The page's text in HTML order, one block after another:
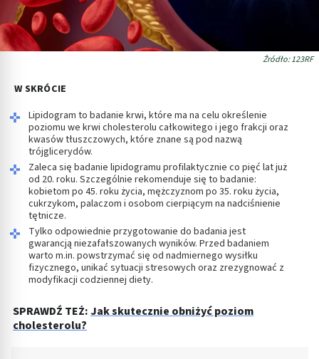
Źródło: 123RF
W SKRÓCIE
Lipidogram to badanie krwi, które ma na celu określenie
poziomu we krwi cholesterolu całkowitego i jego frakcji oraz
kwasów tłuszczowych, które znane są pod nazwą
trójglicerydów.
Zaleca się badanie lipidogramu profilaktycznie co pięć lat już
od 20. roku. Szczególnie rekomenduje się to badanie:
kobietom po 45. roku życia, mężczyznom po 35. roku życia,
cukrzykom, palaczom i osobom cierpiącym na nadciśnienie
tętnicze.
Tylko odpowiednie przygotowanie do badania jest
gwarancją niezafałszowanych wyników. Przed badaniem
warto m.in. powstrzymać się od nadmiernego wysiłku
fizycznego, unikać sytuacji stresowych oraz zrezygnować z
modyfikacji codziennej diety.
SPRAWDŹ TEŻ: Jak skutecznie obniżyć poziom
cholesterolu?